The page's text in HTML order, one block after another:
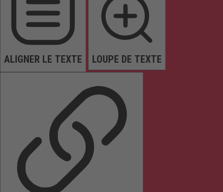
ALIGNER LE TEXTE LOUPE DE TEXTE